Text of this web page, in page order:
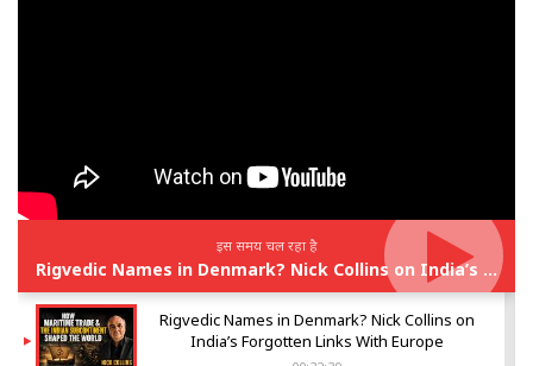
इस समय चल रहा है
Rigvedic Names in Denmark? Nick Collins on India’s Forgotten Links With Europe
Rigvedic Names in Denmark? Nick Collins on
India’s Forgotten Links With Europe